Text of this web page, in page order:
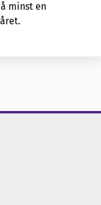
minst en